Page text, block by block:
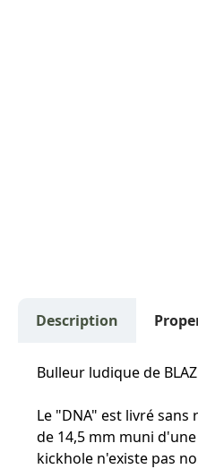
Description
Bulleur ludique de
Le "DNA" est livré
de 14,5 mm muni
kickhole n'existe pas